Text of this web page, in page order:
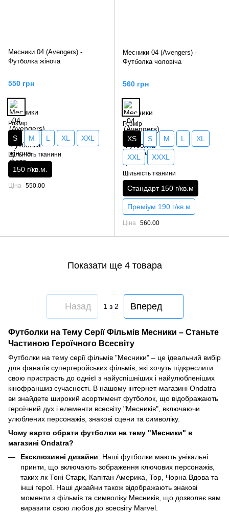
Месники 04 (Avengers) -
Футболка жіноча
550 грн
Розмір
S M L XL XXL
Щільність тканини
150 г/кв.м.
Ціна 550.00
Месники 04 (Avengers) -
Футболка чоловіча
560 грн
Розмір
XS S M L XL
XXL XXXL
Щільність тканини
Стандарт 150 г/кв.м
Преміум 190 г/кв.м
Ціна 560.00
Показати ще 4 товара
Назад 1 з 2 Вперед
Футболки на Тему Серії Фільмів Месники – Станьте
Частиною Героїчного Всесвіту
Футболки на тему серії фільмів "Месники" – це ідеальний вибір
для фанатів супергеройських фільмів, які хочуть підкреслити
свою пристрасть до однієї з найуспішніших і найулюбленіших
кінофраншиз сучасності. В нашому інтернет-магазині Ondatra
ви знайдете широкий асортимент футболок, що відображають
героїчний дух і елементи всесвіту "Месників", включаючи
улюблених персонажів, знакові сцени та символіку.
Чому варто обрати футболки на тему "Месники" в
магазині Ondatra?
Ексклюзивні дизайни: Наші футболки мають унікальні
принти, що включають зображення ключових персонажів,
таких як Тоні Старк, Капітан Америка, Тор, Чорна Вдова та
інші герої. Наші дизайни також відображають знакові
моменти з фільмів та символіку Месників, що дозволяє вам
виразити свою любов до всесвіту Marvel.